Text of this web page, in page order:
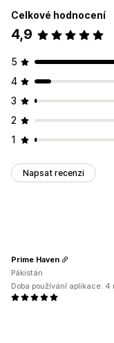
Celkové hodnocení
4,9
5
4
3
2
1
Napsat recenzi
Prime Haven
Pákistán
Doba používání aplikace: 4